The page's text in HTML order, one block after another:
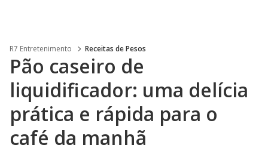
R7 Entretenimento Receitas de Pesos
Pão caseiro de
liquidificador: uma delícia
prática e rápida para o
café da manhã